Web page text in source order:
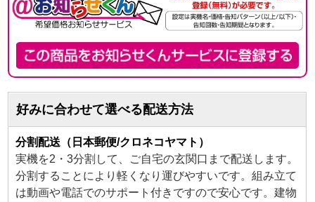
好みに合わせて選べる配送方法
分割配送（日本郵便/クロネコヤマト）
実機を2・3分割して、ご自宅の玄関口まで配送します。
分割することにより軽くなり運びやすいです。組み立て
は動画や電話でのサポート付きですので安心です。建物